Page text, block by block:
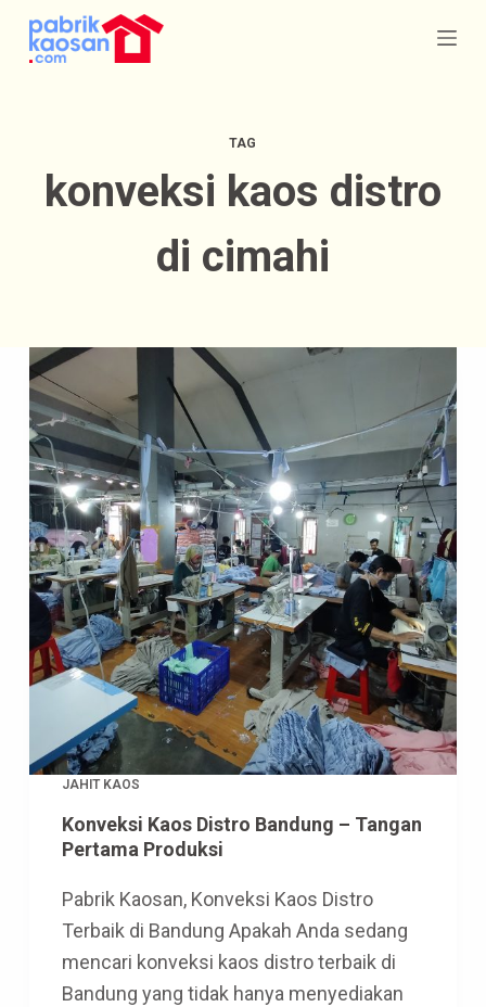
S
k
n
TAG
konveksi kaos distro
di cimahi
JAHIT KAOS
Konveksi Kaos Distro Bandung – Tangan
Pertama Produksi
Pabrik Kaosan, Konveksi Kaos Distro
Terbaik di Bandung Apakah Anda sedang
mencari konveksi kaos distro terbaik di
Bandung yang tidak hanya menyediakan